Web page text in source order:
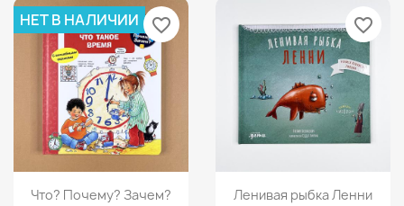
Просмотр
Что? Почему? Зачем?
НЕТ В НАЛИЧИИ favorite_border
Просмотр
Ленивая рыбка Ленни
favorite_border